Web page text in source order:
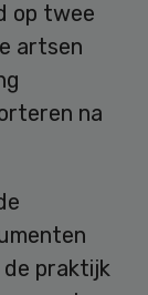
op twee
artsen
na
de praktijk